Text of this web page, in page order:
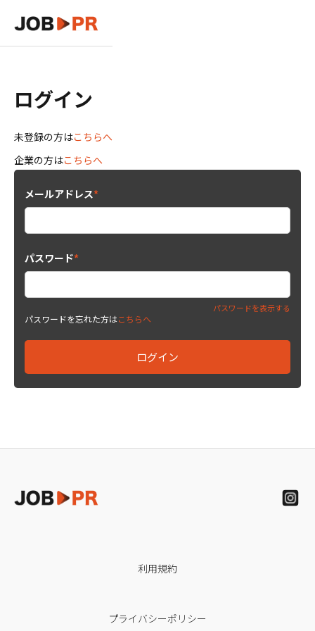
ログイン
未登録の方はこちらへ
企業の方はこちらへ
メールアドレス*
パスワード*
パスワードを表示する
パスワードを忘れた方はこちらへ
利用規約
プライバシーポリシー